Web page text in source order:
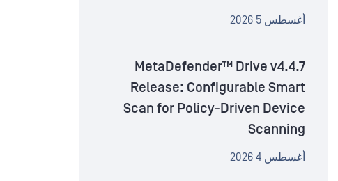
أغسطس 5 2026
MetaDefender™ Drive v4.4.7
Release: Configurable Smart
Scan for Policy-Driven Device
Scanning
أغسطس 4 2026